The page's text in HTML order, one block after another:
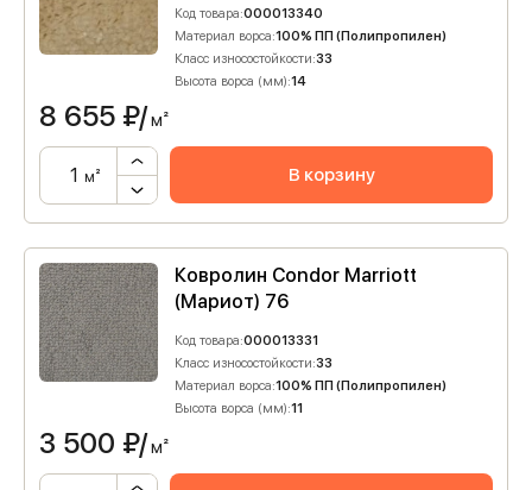
Код товара:000013340
Материал ворса:100% ПП (Полипропилен)
Класс износостойкости:33
Высота ворса (мм):14
8 655 ₽/м²
м² В корзину
Ковролин Condor Marriott
(Мариот) 76
Код товара:000013331
Класс износостойкости:33
Материал ворса:100% ПП (Полипропилен)
Высота ворса (мм):11
3 500 ₽/м²